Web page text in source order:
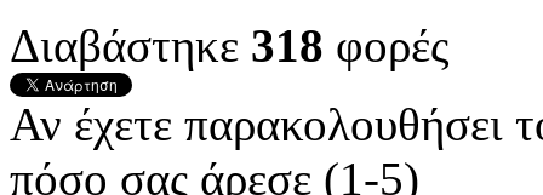
Διαβάστηκε 318 φορές
Αν έχετε παρακολουθήσει
πόσο σας άρεσε (1-5)